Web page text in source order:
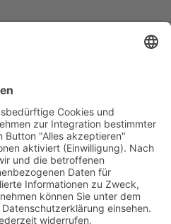
Dollar und treibt
voran